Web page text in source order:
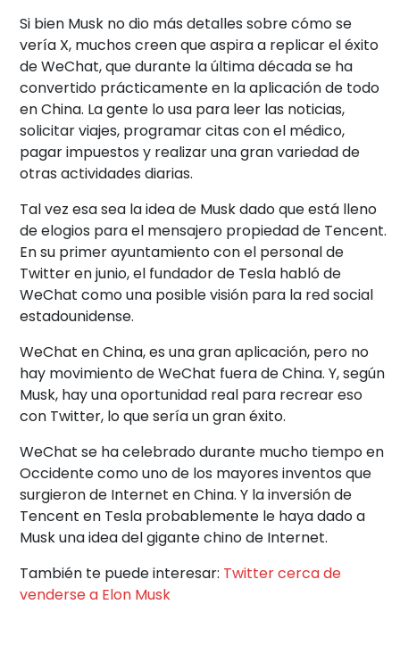
Si bien Musk no dio más detalles sobre cómo se
vería X, muchos creen que aspira a replicar el éxito
de WeChat, que durante la última década se ha
convertido prácticamente en la aplicación de todo
en China. La gente lo usa para leer las noticias,
solicitar viajes, programar citas con el médico,
pagar impuestos y realizar una gran variedad de
otras actividades diarias.
Tal vez esa sea la idea de Musk dado que está lleno
de elogios para el mensajero propiedad de Tencent.
En su primer ayuntamiento con el personal de
Twitter en junio, el fundador de Tesla habló de
WeChat como una posible visión para la red social
estadounidense.
WeChat en China, es una gran aplicación, pero no
hay movimiento de WeChat fuera de China. Y, según
Musk, hay una oportunidad real para recrear eso
con Twitter, lo que sería un gran éxito.
WeChat se ha celebrado durante mucho tiempo en
Occidente como uno de los mayores inventos que
surgieron de Internet en China. Y la inversión de
Tencent en Tesla probablemente le haya dado a
Musk una idea del gigante chino de Internet.
También te puede interesar: Twitter cerca de
venderse a Elon Musk